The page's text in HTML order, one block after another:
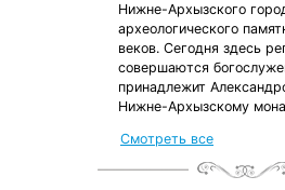
Нижне-Архызского
археологического
веков. Сегодня здесь
совершаются
принадлежит
Нижне-Архызскому
Смотреть все